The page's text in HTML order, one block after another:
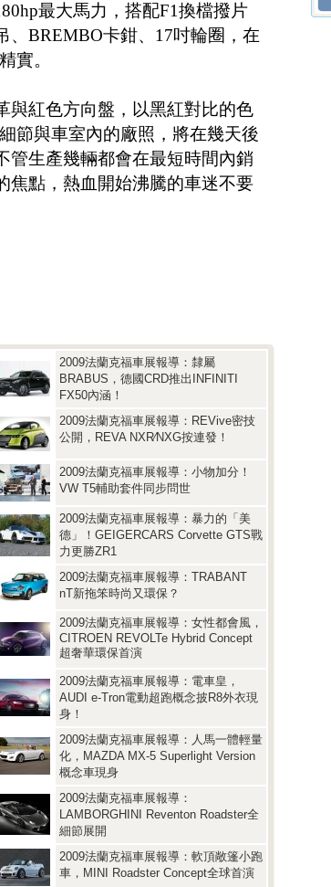
最大馬力，搭配F1換檔撥片
、BREMBO卡鉗、17吋輪圈，在
實。
與紅色方向盤，以黑紅對比的色
節與車室內的廠照，將在幾天後
管生產幾輛都會在最短時間內銷
焦點，熱血開始沸騰的車迷不要
2009法蘭克福車展報導：隸屬
BRABUS，德國CRD推出INFINITI
FX50內涵！
2009法蘭克福車展報導：REVive密技
公開，REVA NXR∕NXG按連發！
2009法蘭克福車展報導：小物加分！
VW T5輔助套件同步問世
2009法蘭克福車展報導：暴力的「美
德」！GEIGERCARS Corvette GTS戰
力更勝ZR1
2009法蘭克福車展報導：TRABANT
nT新拖笨時尚又環保？
2009法蘭克福車展報導：女性都會風，
CITROEN REVOLTe Hybrid Concept
超奢華環保首演
2009法蘭克福車展報導：電車皇，
AUDI e-Tron電動超跑概念披R8外衣現
身！
2009法蘭克福車展報導：人馬一體輕量
化，MAZDA MX-5 Superlight Version
概念車現身
2009法蘭克福車展報導：
LAMBORGHINI Reventon Roadster全
細節展開
2009法蘭克福車展報導：軟頂敞篷小跑
車，MINI Roadster Concept全球首演